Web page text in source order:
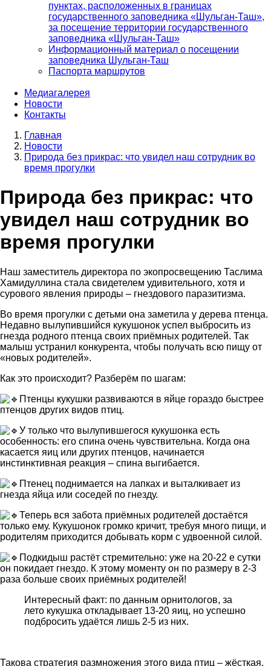
пунктах, расположенных в границах
государственного заповедника «Шульган-Таш»,
за посещение территории государственного
заповедника «Шульган-Таш»
Информационный материал о посещении
заповедника Шульган-Таш
Паспорта маршрутов
Медиагалерея
Новости
Контакты
Строка
навигации
Главная
Новости
Природа без прикрас: что увидел наш сотрудник во
время прогулки
Природа без прикрас: что
увидел наш сотрудник во
время прогулки
Наш заместитель директора по экопросвещению Таслима
Хамидуллина стала свидетелем удивительного, хотя и
сурового явления природы – гнездового паразитизма.
Во время прогулки с детьми она заметила у дерева птенца.
Недавно вылупившийся кукушонок успел выбросить из
гнезда родного птенца своих приёмных родителей. Так
малыш устранил конкурента, чтобы получать всю пищу от
«новых родителей».
Как это происходит? Разберём по шагам:
Птенцы кукушки развиваются в яйце гораздо быстрее
птенцов других видов птиц.
У только что вылупившегося кукушонка есть
особенность: его спина очень чувствительна. Когда она
касается яиц или других птенцов, начинается
инстинктивная реакция – спина выгибается.
Птенец поднимается на лапках и выталкивает из
гнезда яйца или соседей по гнезду.
Теперь вся забота приёмных родителей достаётся
только ему. Кукушонок громко кричит, требуя много пищи, и
родителям приходится добывать корм с удвоенной силой.
Подкидыш растёт стремительно: уже на 20-22 е сутки
он покидает гнездо. К этому моменту он по размеру в 2-3
раза больше своих приёмных родителей!
Интересный факт: по данным орнитологов, за
лето кукушка откладывает 13-20 яиц, но успешно
подбросить удаётся лишь 2-5 из них.
Такова стратегия размножения этого вида птиц – жёсткая,